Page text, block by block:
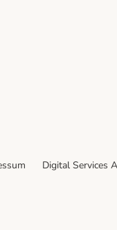
Digital Services